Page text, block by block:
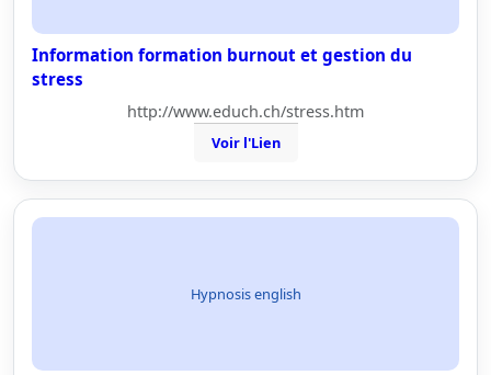
Information formation burnout et gestion du
stress
http://www.educh.ch/stress.htm
Voir l'Lien
Hypnosis english